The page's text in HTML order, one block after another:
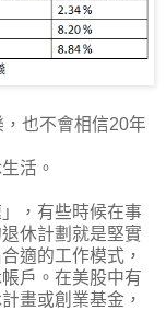
也不會相信20年
活。
，有些時候在事
休計劃就是堅實
適的工作模式，
戶。在美股中有
畫或創業基金，